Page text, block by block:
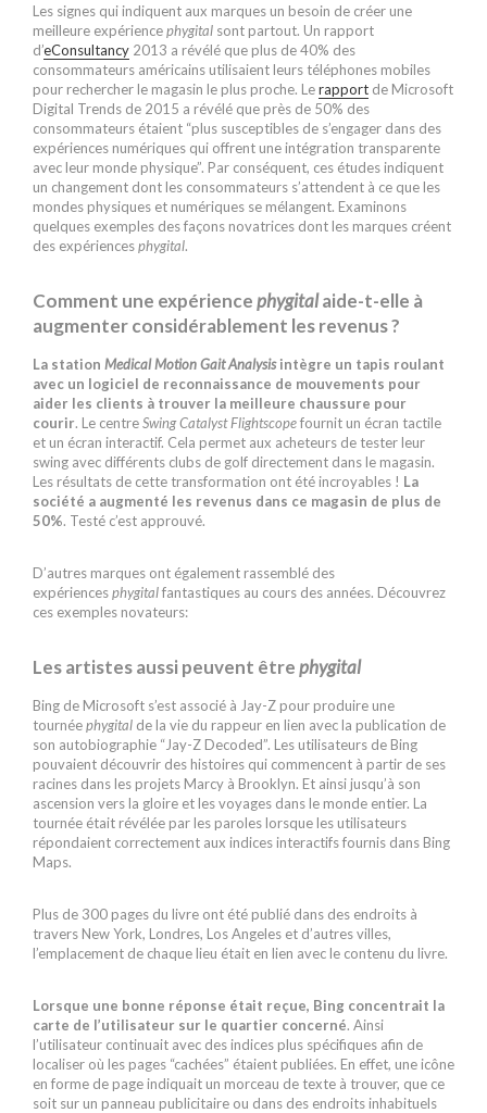
Les signes qui indiquent aux marques un besoin de créer une
meilleure expériencephygital sont partout. Un rapport
d’eConsultancy 2013 a révélé que plus de 40% des
consommateurs américains utilisaient leurs téléphones mobiles
pour rechercher le magasin le plus proche. Lerapport de Microsoft
Digital Trends de 2015 a révélé que près de 50% des
consommateurs étaient “plus susceptibles de s’engager dans des
expériences numériques qui offrent une intégration transparente
avec leur monde physique”. Par conséquent, ces études indiquent
un changement dont les consommateurs s’attendent à ce que les
mondes physiques et numériques se mélangent. Examinons
quelques exemples des façons novatrices dont les marques créent
des expériencesphygital.
Comment une expériencephygitalaide-t-elle à
augmenter considérablement les revenus ?
La station Medical Motion Gait Analysisintègre un tapis roulant
avec un logiciel de reconnaissance de mouvements pour
aider les clients à trouver la meilleure chaussure pour
courir. Le centreSwing Catalyst Flightscopefournit un écran tactile
et un écran interactif. Cela permet aux acheteurs de tester leur
swing avec différents clubs de golf directement dans le magasin.
Les résultats de cette transformation ont été incroyables ! La
société a augmenté les revenus dans ce magasin de plus de
50%. Testé c’est approuvé.
D’autres marques ont également rassemblé des
expériencesphygitalfantastiques au cours des années. Découvrez
ces exemples novateurs:
Les artistes aussi peuvent êtrephygital
Bing de Microsoft s’est associé à Jay-Z pour produire une
tournéephygital de la vie du rappeur en lien avec la publication de
son autobiographie “Jay-Z Decoded”. Les utilisateurs de Bing
pouvaient découvrir des histoires qui commencent à partir de ses
racines dans les projets Marcy à Brooklyn. Et ainsi jusqu’à son
ascension vers la gloire et les voyages dans le monde entier. La
tournée était révélée par les paroles lorsque les utilisateurs
répondaient correctement aux indices interactifs fournis dans Bing
Maps.
Plus de 300 pages du livre ont été publié dans des endroits à
travers New York, Londres, Los Angeles et d’autres villes,
l’emplacement de chaque lieu était en lien avec le contenu du livre.
Lorsque une bonne réponse était reçue, Bing concentrait la
carte de l’utilisateur sur le quartier concerné. Ainsi
l’utilisateur continuait avec des indices plus spécifiques afin de
localiser où les pages “cachées” étaient publiées. En effet, une icône
en forme de page indiquait un morceau de texte à trouver, que ce
soit sur un panneau publicitaire ou dans des endroits inhabituels